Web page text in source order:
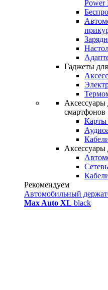
Power
Гаджеты
Аксессуары
смартфонов
Карты
Аксессуары
Рекомендуем
Автомобильный
Max Auto XL black